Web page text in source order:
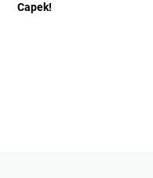
Capek!